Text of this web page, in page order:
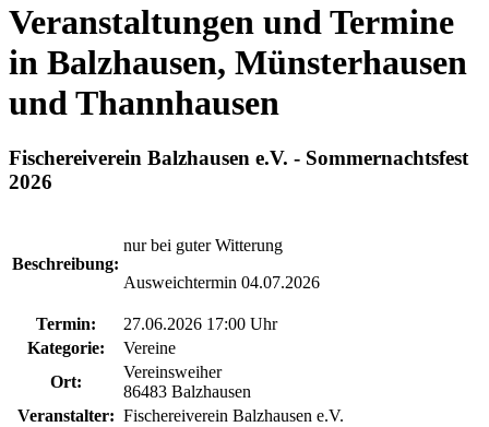
Veranstaltungen und Termine
in Balzhausen, Münsterhausen
und Thannhausen
Fischereiverein Balzhausen e.V. - Sommernachtsfest
2026
Beschreibung:
nur bei guter Witterung
Ausweichtermin 04.07.2026
Termin:
27.06.2026 17:00 Uhr
Kategorie:
Vereine
Ort:
Vereinsweiher
86483 Balzhausen
Veranstalter: Fischereiverein Balzhausen e.V.